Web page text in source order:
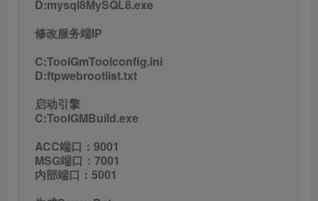
D:mysql8MySQL8.exe
修改服务端IP
C:ToolGmToolconfig.ini
D:ftpwebrootlist.txt
启动引擎
C:ToolGMBuild.exe
ACC端口：9001
MSG端口：7001
内部端口：5001